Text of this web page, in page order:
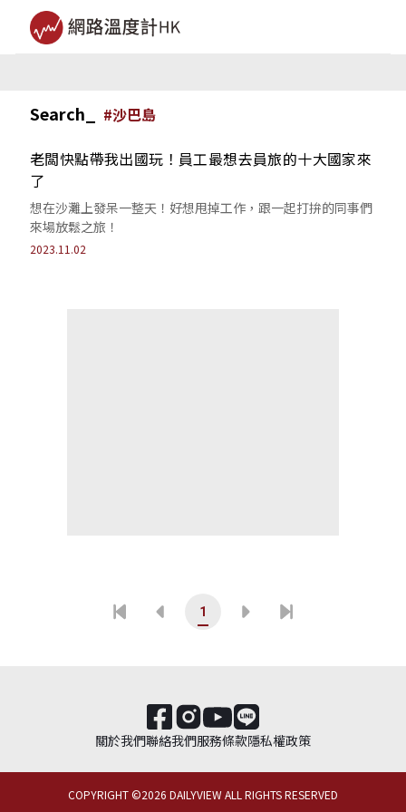
Search_ #沙巴島
老闆快點帶我出國玩！員工最想去員旅的十大國家來
了
想在沙灘上發呆一整天！好想甩掉工作，跟一起打拚的同事們
來場放鬆之旅！
2023.11.02
1
關於我們聯絡我們服務條款隱私權政策
COPYRIGHT ©2026 DAILYVIEW ALL RIGHTS RESERVED